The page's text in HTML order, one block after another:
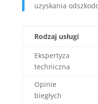
uzyskania
Rodzaj usługi
Ekspertyza
techniczna
Opinie
biegłych